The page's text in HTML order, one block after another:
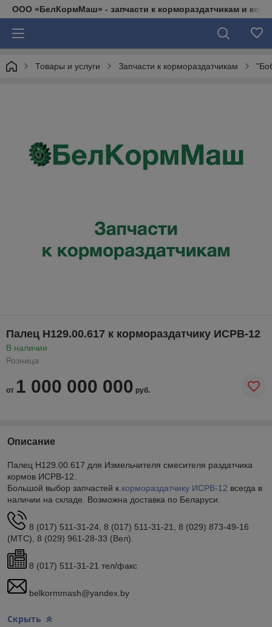
ООО «БелКормМаш» - запчасти к кормораздатчикам и
Товары и услуги Запчасти к кормораздатчикам
Палец Н129.00.617 к кормораздатчику ИСРВ-12
В наличии
Розница
от 1 000 000 000 руб.
Описание
Палец Н129.00.617 для Измельчителя смесителя раздатчика
кормов ИСРВ-12.
Большой выбор запчастей к кормораздатчику ИСРВ-12 всегда в
наличии на складе. Возможна доставка по Беларуси.
8 (017) 511-31-24, 8 (017) 511-31-21, 8 (029) 873-49-16
(МТС), 8 (029) 961-28-33 (Вел).
8 (017) 511-31-21 тел/факс
belkormmash@yandex.by
Скрыть